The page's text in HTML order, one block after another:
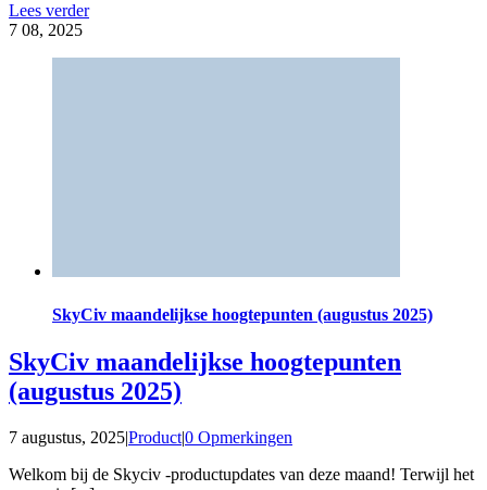
Lees verder
7 08, 2025
SkyCiv maandelijkse hoogtepunten (augustus 2025)
SkyCiv maandelijkse hoogtepunten
(augustus 2025)
7 augustus, 2025|Product|0 Opmerkingen
Welkom bij de Skyciv -productupdates van deze maand! Terwijl het